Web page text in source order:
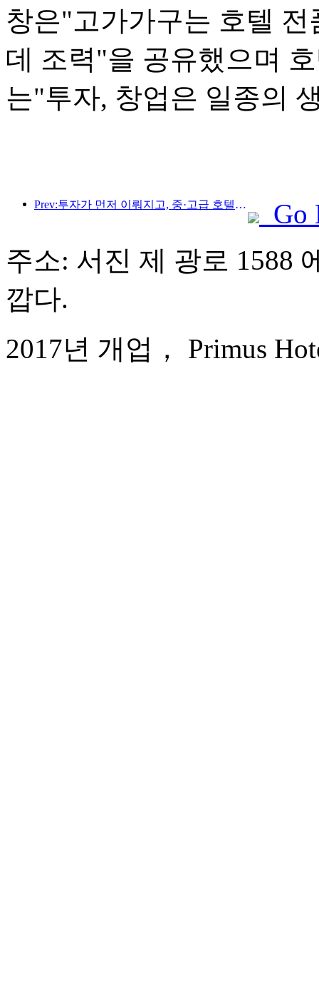
창은"고가가구는 호텔
데 조력"을 공유했으며
는"투자, 창업은 일종의
Prev:투자가 먼저 이뤄지고, 중·고급 호텔은 투기 단계를 넘어섰다.
Go
주소: 서진 제 광로 1588
깝다.
2017년 개업， Primus